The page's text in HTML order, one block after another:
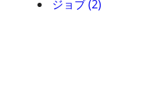
ジョブ (2)